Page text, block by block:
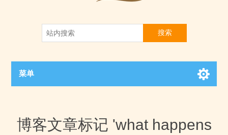
搜索
菜单
博客文章标记 'what happens